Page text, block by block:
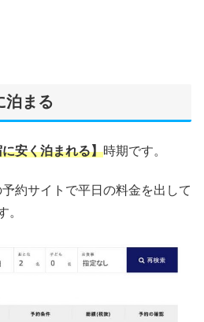
まる
安く泊まれる】時期です。
約サイトで平日の料金を出して
。